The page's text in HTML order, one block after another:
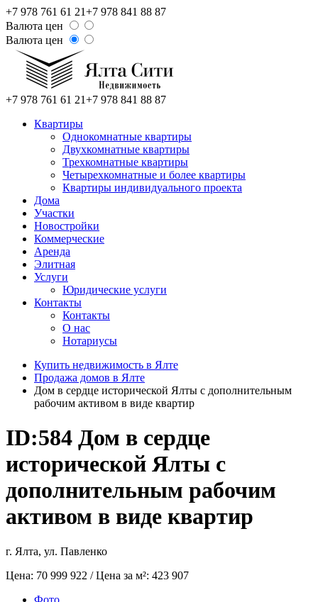
+7 978 761 61 21+7 978 841 88 87
Валюта цен
Валюта цен
+7 978 761 61 21+7 978 841 88 87
Квартиры
Однокомнатные квартиры
Двухкомнатные квартиры
Трехкомнатные квартиры
Четырехкомнатные и более квартиры
Квартиры индивидуального проекта
Дома
Участки
Новостройки
Коммерческие
Аренда
Элитная
Услуги
Юридические услуги
Контакты
Контакты
О нас
Нотариусы
Купить недвижимость в Ялте
Продажа домов в Ялте
Дом в сердце исторической Ялты с дополнительным
рабочим активом в виде квартир
ID:584 Дом в сердце
исторической Ялты с
дополнительным рабочим
активом в виде квартир
г. Ялта, ул. Павленко
Цена: 70 999 922 / Цена за м²: 423 907
Фото